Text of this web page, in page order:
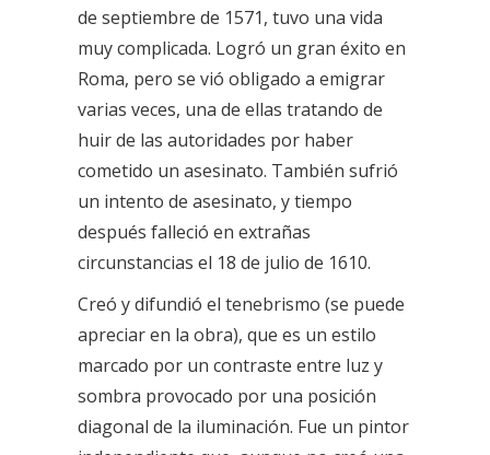
de septiembre de 1571, tuvo una vida
muy complicada. Logró un gran éxito en
Roma, pero se vió obligado a emigrar
varias veces, una de ellas tratando de
huir de las autoridades por haber
cometido un asesinato. También sufrió
un intento de asesinato, y tiempo
después falleció en extrañas
circunstancias el 18 de julio de 1610.
Creó y difundió el tenebrismo (se puede
apreciar en la obra), que es un estilo
marcado por un contraste entre luz y
sombra provocado por una posición
diagonal de la iluminación. Fue un pintor